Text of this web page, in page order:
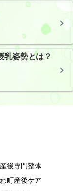
乳姿勢とは？
後専門整体
町産後ケア